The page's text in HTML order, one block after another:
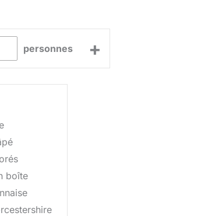
personnes +
boîte